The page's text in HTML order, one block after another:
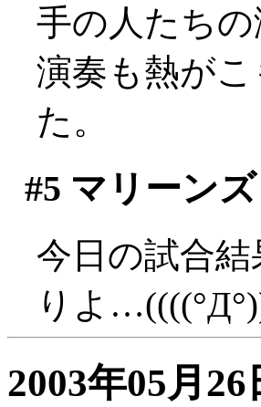
手の人たち
演奏も熱が
た。
#5 マリーンズ
今日の試合
りよ
2003年05月26